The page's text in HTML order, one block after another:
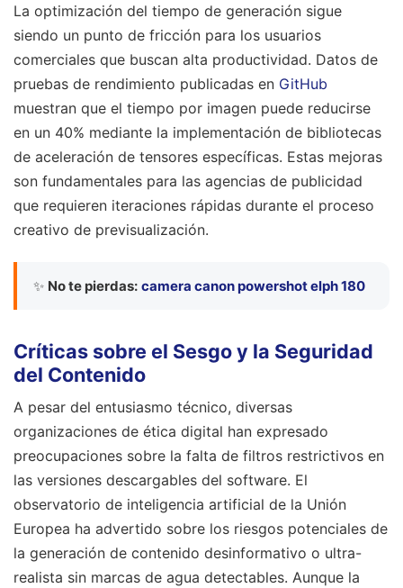
La optimización del tiempo de generación sigue
siendo un punto de fricción para los usuarios
comerciales que buscan alta productividad. Datos de
pruebas de rendimiento publicadas en GitHub
muestran que el tiempo por imagen puede reducirse
en un 40% mediante la implementación de bibliotecas
de aceleración de tensores específicas. Estas mejoras
son fundamentales para las agencias de publicidad
que requieren iteraciones rápidas durante el proceso
creativo de previsualización.
✨ No te pierdas: camera canon powershot elph 180
Críticas sobre el Sesgo y la Seguridad
del Contenido
A pesar del entusiasmo técnico, diversas
organizaciones de ética digital han expresado
preocupaciones sobre la falta de filtros restrictivos en
las versiones descargables del software. El
observatorio de inteligencia artificial de la Unión
Europea ha advertido sobre los riesgos potenciales de
la generación de contenido desinformativo o ultra-
realista sin marcas de agua detectables. Aunque la